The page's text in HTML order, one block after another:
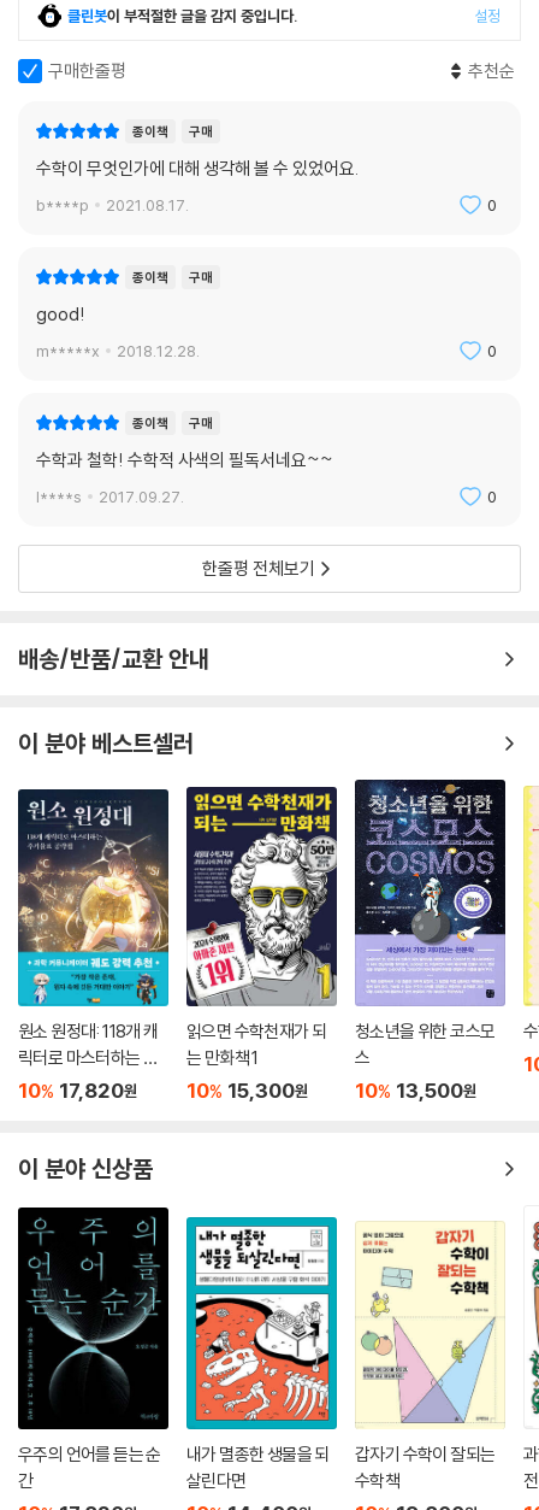
책은 하나의 길잡이가 될 것입니다.
클린봇이 부적절한 글을 감지 중입니다. 설정
구매한줄평 추천순
종이책 구매
수학이 무엇인가에 대해 생각해 볼 수 있었어요.
b****p 2021.08.17. 0
종이책 구매
good!
m*****x 2018.12.28. 0
종이책 구매
수학과 철학! 수학적 사색의 필독서네요~~
l****s 2017.09.27. 0
한줄평 전체보기
배송/반품/교환 안내
이 분야 베스트셀러
원소 원정대: 118개 캐
릭터로 마스터하는 주
기율표 공략집
10% 17,820원
읽으면 수학천재가 되
는 만화책 1
10% 15,300원
청소년을 위한 코스모
스
10% 13,500원
이 분야 신상품
우주의 언어를 듣는 순
간
내가 멸종한 생물을 되
살린다면
갑자기 수학이 잘되는
수학책
전